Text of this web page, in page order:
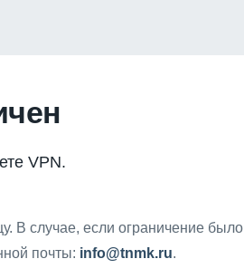
VPN.
В случае, если ограничение было
почты: info@tnmk.ru.